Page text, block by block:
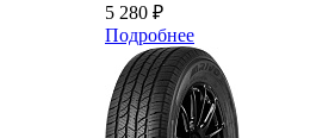
5 280 ₽
Подробнее